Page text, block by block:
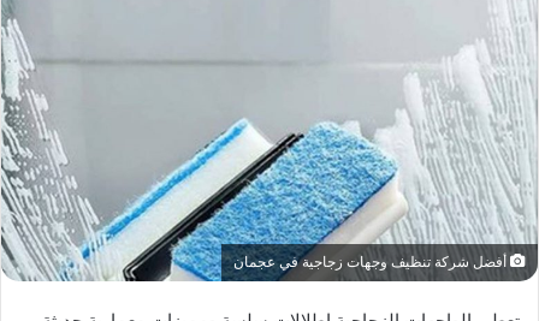
أفضل شركة تنظيف وجهات زجاجية في عجمان